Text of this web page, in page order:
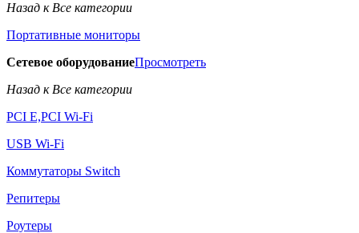
Назад к Все категории
Портативные мониторы
Сетевое оборудованиеПросмотреть
Назад к Все категории
PCI E,PCI Wi-Fi
USB Wi-Fi
Коммутаторы Switch
Репитеры
Роутеры